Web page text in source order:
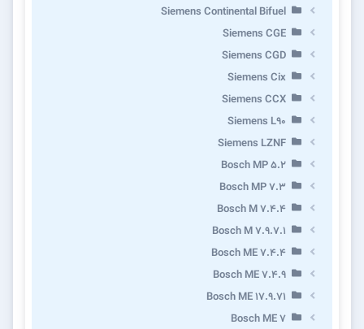
Siemens Continental Bifuel
Siemens CGE
Siemens CGD
Siemens Cix
Siemens CCX
Siemens L90
Siemens LZNF
Bosch MP 5.2
Bosch MP 7.3
Bosch M 7.4.4
Bosch M 7.9.7.1
Bosch ME 7.4.4
Bosch ME 7.4.9
Bosch ME 17.9.71
Bosch ME 7